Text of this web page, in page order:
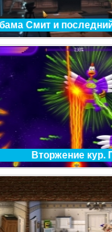
Смит и
Вторжение